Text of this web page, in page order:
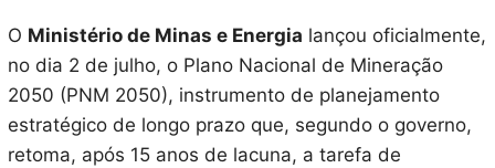
O Ministério de Minas e Energia lançou oficialmente,
no dia 2 de julho, o Plano Nacional de Mineração
2050 (PNM 2050), instrumento de planejamento
estratégico de longo prazo que, segundo o governo,
retoma, após 15 anos de lacuna, a tarefa de